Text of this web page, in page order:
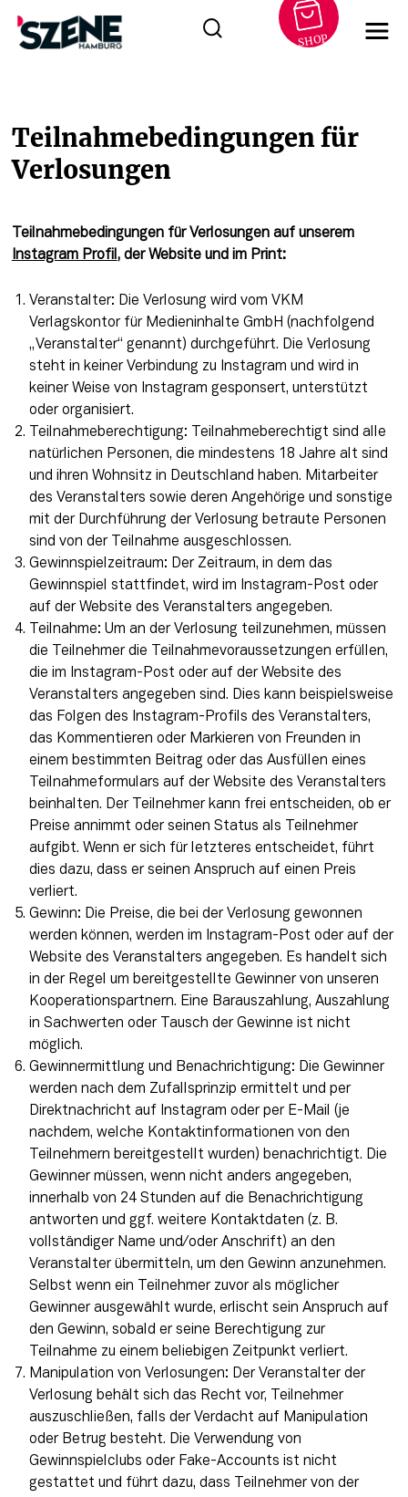
SHOP
Teilnahmebedingungen für
Verlosungen
Teilnahmebedingungen für Verlosungen auf unserem
Instagram Profil , der Website und im Print:
Veranstalter: Die Verlosung wird vom VKM
Verlagskontor für Medieninhalte GmbH (nachfolgend
„Veranstalter“ genannt) durchgeführt. Die Verlosung
steht in keiner Verbindung zu Instagram und wird in
keiner Weise von Instagram gesponsert, unterstützt
oder organisiert.
Teilnahmeberechtigung: Teilnahmeberechtigt sind alle
natürlichen Personen, die mindestens 18 Jahre alt sind
und ihren Wohnsitz in Deutschland haben. Mitarbeiter
des Veranstalters sowie deren Angehörige und sonstige
mit der Durchführung der Verlosung betraute Personen
sind von der Teilnahme ausgeschlossen.
Gewinnspielzeitraum: Der Zeitraum, in dem das
Gewinnspiel stattfindet, wird im Instagram-Post oder
auf der Website des Veranstalters angegeben.
Teilnahme: Um an der Verlosung teilzunehmen, müssen
die Teilnehmer die Teilnahmevoraussetzungen erfüllen,
die im Instagram-Post oder auf der Website des
Veranstalters angegeben sind. Dies kann beispielsweise
das Folgen des Instagram-Profils des Veranstalters,
das Kommentieren oder Markieren von Freunden in
einem bestimmten Beitrag oder das Ausfüllen eines
Teilnahmeformulars auf der Website des Veranstalters
beinhalten. Der Teilnehmer kann frei entscheiden, ob er
Preise annimmt oder seinen Status als Teilnehmer
aufgibt. Wenn er sich für letzteres entscheidet, führt
dies dazu, dass er seinen Anspruch auf einen Preis
verliert.
Gewinn: Die Preise, die bei der Verlosung gewonnen
werden können, werden im Instagram-Post oder auf der
Website des Veranstalters angegeben. Es handelt sich
in der Regel um bereitgestellte Gewinner von unseren
Kooperationspartnern. Eine Barauszahlung, Auszahlung
in Sachwerten oder Tausch der Gewinne ist nicht
möglich.
Gewinnermittlung und Benachrichtigung: Die Gewinner
werden nach dem Zufallsprinzip ermittelt und per
Direktnachricht auf Instagram oder per E-Mail (je
nachdem, welche Kontaktinformationen von den
Teilnehmern bereitgestellt wurden) benachrichtigt. Die
Gewinner müssen, wenn nicht anders angegeben,
innerhalb von 24 Stunden auf die Benachrichtigung
antworten und ggf. weitere Kontaktdaten (z. B.
vollständiger Name und/oder Anschrift) an den
Veranstalter übermitteln, um den Gewinn anzunehmen.
Selbst wenn ein Teilnehmer zuvor als möglicher
Gewinner ausgewählt wurde, erlischt sein Anspruch auf
den Gewinn, sobald er seine Berechtigung zur
Teilnahme zu einem beliebigen Zeitpunkt verliert.
Manipulation von Verlosungen: Der Veranstalter der
Verlosung behält sich das Recht vor, Teilnehmer
auszuschließen, falls der Verdacht auf Manipulation
oder Betrug besteht. Die Verwendung von
Gewinnspielclubs oder Fake-Accounts ist nicht
gestattet und führt dazu, dass Teilnehmer von der